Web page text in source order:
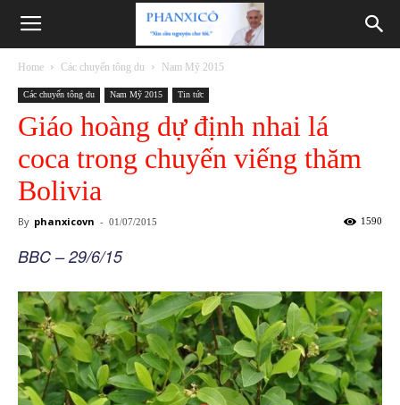
Phanxicô
Home Các chuyến tông du Nam Mỹ 2015
Các chuyến tông du Nam Mỹ 2015 Tin tức
Giáo hoàng dự định nhai lá
coca trong chuyến viếng thăm
Bolivia
By phanxicovn - 01/07/2015 1590
BBC – 29/6/15